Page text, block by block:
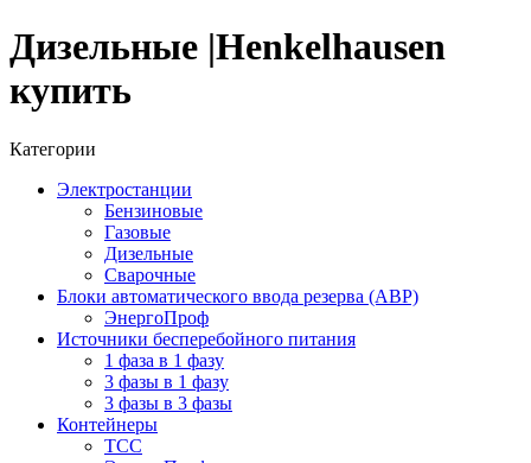
Дизельные |Henkelhausen
купить
Категории
Электростанции
Бензиновые
Газовые
Дизельные
Сварочные
Блоки автоматического ввода резерва (АВР)
ЭнергоПроф
Источники бесперебойного питания
1 фаза в 1 фазу
3 фазы в 1 фазу
3 фазы в 3 фазы
Контейнеры
ТСС